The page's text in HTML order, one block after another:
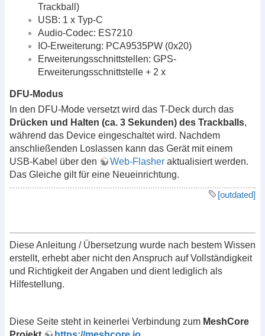
Trackball)
USB: 1 x Typ-C
Audio-Codec: ES7210
IO-Erweiterung: PCA9535PW (0x20)
Erweiterungsschnittstellen: GPS-
Erweiterungsschnittstelle + 2 x
DFU-Modus
In den DFU-Mode versetzt wird das T-Deck durch das
Drücken und Halten (ca. 3 Sekunden) des Trackballs,
während das Device eingeschaltet wird. Nachdem
anschließenden Loslassen kann das Gerät mit einem
USB-Kabel über den
Web-Flasher aktualisiert werden.
Das Gleiche gilt für eine Neueinrichtung.
[outdated]
Diese Anleitung / Übersetzung wurde nach bestem Wissen
erstellt, erhebt aber nicht den Anspruch auf Vollständigkeit
und Richtigkeit der Angaben und dient lediglich als
Hilfestellung.
Diese Seite steht in keinerlei Verbindung zum MeshCore